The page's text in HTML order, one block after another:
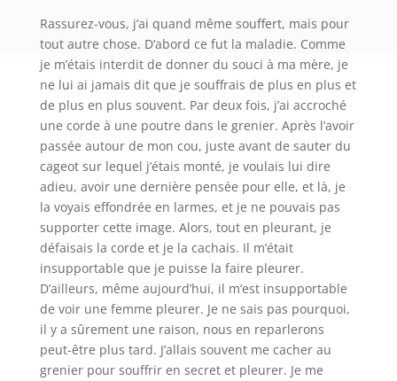
Rassurez-vous, j’ai quand même souffert, mais pour
tout autre chose. D’abord ce fut la maladie. Comme
je m’étais interdit de donner du souci à ma mère, je
ne lui ai jamais dit que je souffrais de plus en plus et
de plus en plus souvent. Par deux fois, j’ai accroché
une corde à une poutre dans le grenier. Après l’avoir
passée autour de mon cou, juste avant de sauter du
cageot sur lequel j’étais monté, je voulais lui dire
adieu, avoir une dernière pensée pour elle, et là, je
la voyais effondrée en larmes, et je ne pouvais pas
supporter cette image. Alors, tout en pleurant, je
défaisais la corde et je la cachais. Il m’était
insupportable que je puisse la faire pleurer.
D’ailleurs, même aujourd’hui, il m’est insupportable
de voir une femme pleurer. Je ne sais pas pourquoi,
il y a sûrement une raison, nous en reparlerons
peut-être plus tard. J’allais souvent me cacher au
grenier pour souffrir en secret et pleurer. Je me